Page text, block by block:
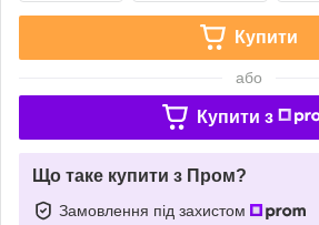
Купити
або
Купити з
Що таке купити з Пром?
Замовлення під захистом